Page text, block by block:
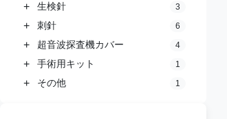
+ 生検針 3
+ 刺針 6
+ 超音波探査機カバー 4
+ 手術用キット 1
+ その他 1